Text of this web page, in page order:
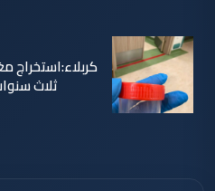
ثلاث